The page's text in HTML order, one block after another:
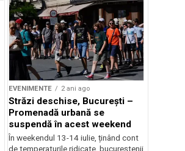
EVENIMENTE 2 ani ago
Străzi deschise, București –
Promenadă urbană se
suspendă în acest weekend
În weekendul 13-14 iulie, ținând cont
de temperaturile ridicate, bucureștenii